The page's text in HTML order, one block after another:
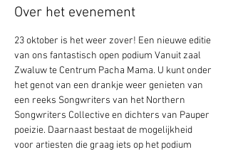
Over het evenement
23 oktober is het weer zover! Een nieuwe editie
van ons fantastisch open podium Vanuit zaal
Zwaluw te Centrum Pacha Mama. U kunt onder
het genot van een drankje weer genieten van
een reeks Songwriters van het Northern
Songwriters Collective en dichters van Pauper
poeizie. Daarnaast bestaat de mogelijkheid
voor artiesten die graag iets op het podium